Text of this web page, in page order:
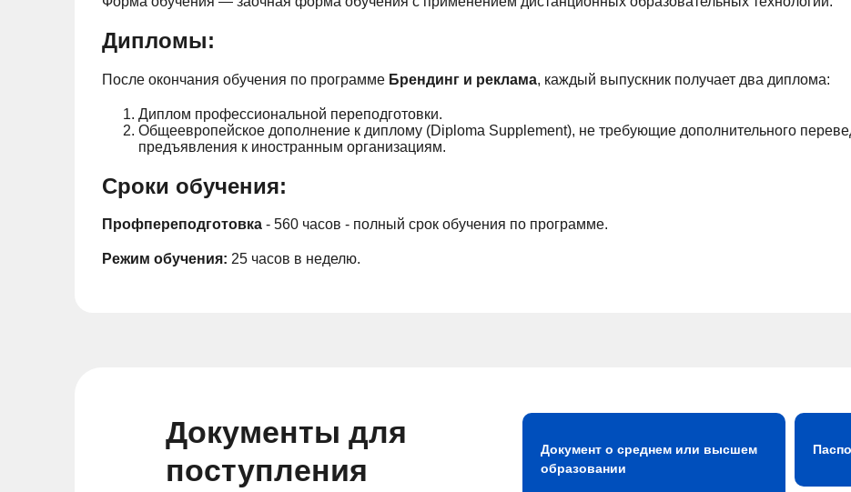
Дипломы:
После окончания обучения по программе Брендинг и реклама, каждый выпускник получает два диплома:
Диплом профессиональной переподготовки.
Общеевропейское дополнение к диплому (Diploma Supplement), не требующие дополнительного
предъявления к иностранным организациям.
Сроки обучения:
Профпереподготовка - 560 часов - полный срок обучения по программе.
Режим обучения: 25 часов в неделю.
Документы для
поступления
Документ о среднем или высшем
образовании